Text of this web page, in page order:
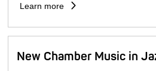
Learn more
New Chamber Music in